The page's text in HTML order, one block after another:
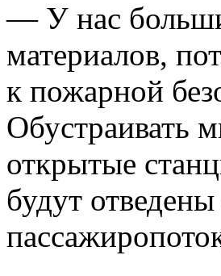
— У нас
материалов,
к пожарной
Обустраивать
открытые
будут